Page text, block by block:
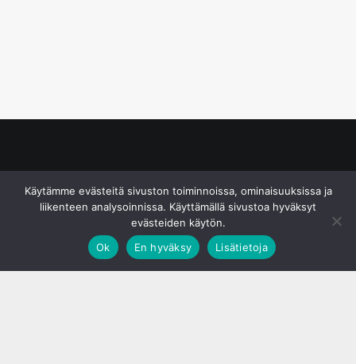
Käytämme evästeitä sivuston toiminnoissa, ominaisuuksissa ja
liikenteen analysoinnissa. Käyttämällä sivustoa hyväksyt
evästeiden käytön.
Ok
En hyväksy Lisätietoja